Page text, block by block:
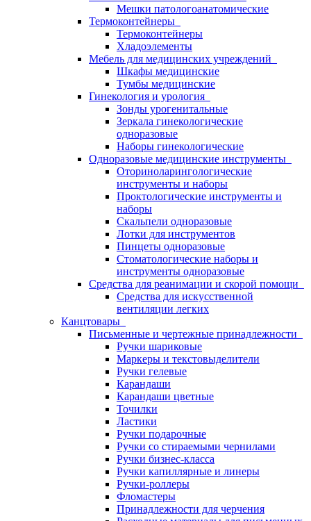
Мешки патологоанатомические
Термоконтейнеры
Термоконтейнеры
Хладоэлементы
Мебель для медицинских учреждений
Шкафы медицинские
Тумбы медицинские
Гинекология и урология
Зонды урогенитальные
Зеркала гинекологические
одноразовые
Наборы гинекологические
Одноразовые медицинские инструменты
Оториноларингологические
инструменты и наборы
Проктологические инструменты и
наборы
Скальпели одноразовые
Лотки для инструментов
Пинцеты одноразовые
Стоматологические наборы и
инструменты одноразовые
Средства для реанимации и скорой помощи
Средства для искусственной
вентиляции легких
Канцтовары
Письменные и чертежные принадлежности
Ручки шариковые
Маркеры и текстовыделители
Ручки гелевые
Карандаши
Карандаши цветные
Точилки
Ластики
Ручки подарочные
Ручки со стираемыми чернилами
Ручки бизнес-класса
Ручки капиллярные и линеры
Ручки-роллеры
Фломастеры
Принадлежности для черчения